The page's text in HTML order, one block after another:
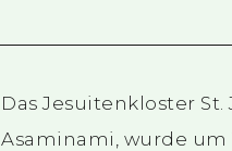
Das Jesuitenkloster
Asaminami, wurde um